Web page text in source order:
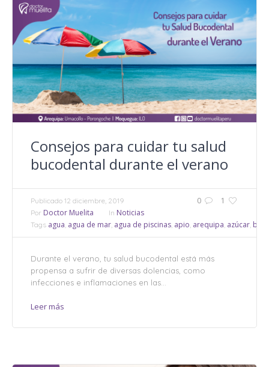
Consejos para cuidar tu salud
bucodental durante el verano
0 1
Publicado 12 diciembre, 2019
Por Doctor Muelita In Noticias
Tags agua, agua de mar, agua de piscinas, apio, arequipa, azúcar,
Durante el verano, tu salud bucodental está más
propensa a sufrir de diversas dolencias, como
infecciones e inflamaciones en las...
Leer más